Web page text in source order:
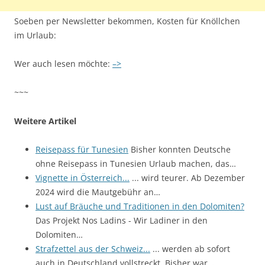
Soeben per Newsletter bekommen, Kosten für Knöllchen
im Urlaub:
Wer auch lesen möchte: –>
~~~
Weitere Artikel
Reisepass für Tunesien Bisher konnten Deutsche
ohne Reisepass in Tunesien Urlaub machen, das…
Vignette in Österreich... ... wird teurer. Ab Dezember
2024 wird die Mautgebühr an…
Lust auf Bräuche und Traditionen in den Dolomiten?
Das Projekt Nos Ladins - Wir Ladiner in den
Dolomiten…
Strafzettel aus der Schweiz... ... werden ab sofort